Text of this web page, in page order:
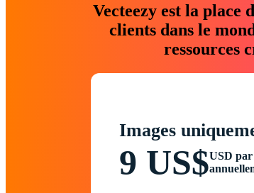
Vecteezy est la place
clients dans le
ressources
Images
9 US$USD